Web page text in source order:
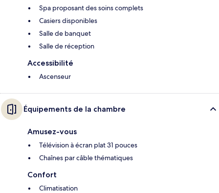
Spa proposant des soins complets
Casiers disponibles
Salle de banquet
Salle de réception
Accessibilité
Ascenseur
Équipements de la chambre
Amusez-vous
Télévision à écran plat 31 pouces
Chaînes par câble thématiques
Confort
Climatisation